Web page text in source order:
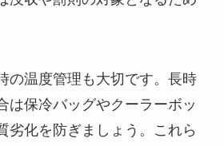
の温度管理も大切です。長時
は保冷バッグやクーラーボッ
劣化を防ぎましょう。これら